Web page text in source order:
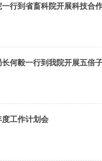
行到省畜科院开展科技合
何毅一行到我院开展五倍
工作计划会